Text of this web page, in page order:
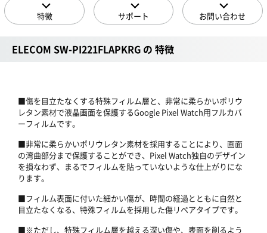
特徴 サポート お問い合わせ
ELECOM SW-PI221FLAPKRG の 特徴
■傷を目立たなくする特殊フィルム層と、非常に柔らかいポリウ
レタン素材で液晶画面を保護するGoogle Pixel Watch用フルカバ
ーフィルムです。
■非常に柔らかいポリウレタン素材を採用することにより、画面
の湾曲部分まで保護することができ、Pixel Watch独自のデザイン
を損なわず、まるでフィルムを貼っていないような仕上がりにな
ります。
■フィルム表面に付いた細かい傷が、時間の経過とともに自然と
目立たなくなる、特殊フィルムを採用した傷リペアタイプです。
■※ただし、特殊フィルム層を越える深い傷や、表面を削るよう